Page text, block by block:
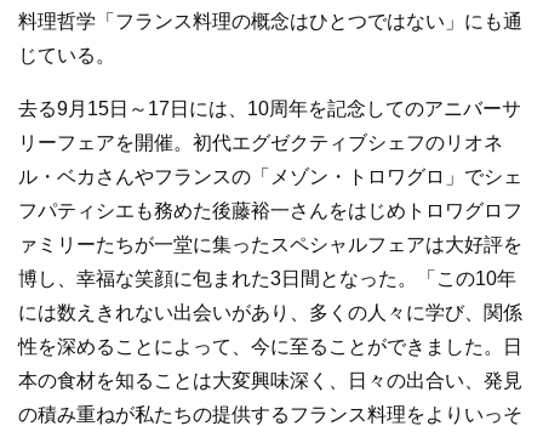
料理哲学「フランス料理の概念はひとつではない」にも通
じている。
去る9月15日～17日には、10周年を記念してのアニバーサ
リーフェアを開催。初代エグゼクティブシェフのリオネ
ル・ベカさんやフランスの「メゾン・トロワグロ」でシェ
フパティシエも務めた後藤裕一さんをはじめトロワグロフ
ァミリーたちが一堂に集ったスペシャルフェアは大好評を
博し、幸福な笑顔に包まれた3日間となった。「この10年
には数えきれない出会いがあり、多くの人々に学び、関係
性を深めることによって、今に至ることができました。日
本の食材を知ることは大変興味深く、日々の出合い、発見
の積み重ねが私たちの提供するフランス料理をよりいっそ